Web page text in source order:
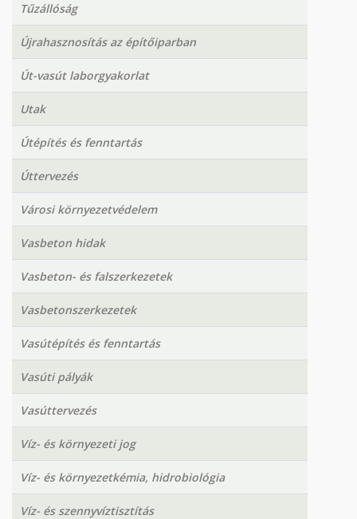
Tűzállóság
Újrahasznosítás az építőiparban
Út-vasút laborgyakorlat
Utak
Útépítés és fenntartás
Úttervezés
Városi környezetvédelem
Vasbeton hidak
Vasbeton- és falszerkezetek
Vasbetonszerkezetek
Vasútépítés és fenntartás
Vasúti pályák
Vasúttervezés
Víz- és környezeti jog
Víz- és környezetkémia, hidrobiológia
Víz- és szennyvíztisztítás